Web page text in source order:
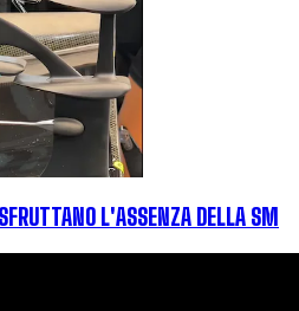
L'ASSENZA DELLA SM